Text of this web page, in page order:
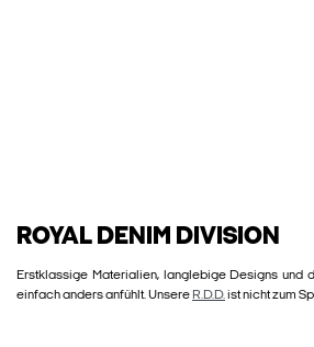
ROYAL DENIM DIVISION
Erstklassige Materialien, langlebige Designs und
einfach anders anfühlt. Unsere R.D.D.ist nicht zum